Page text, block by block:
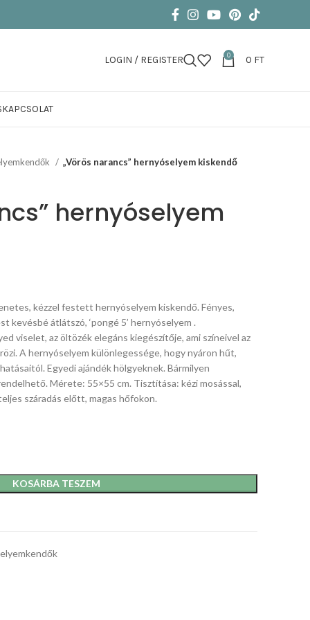
LOGIN / REGISTER 0 0 FT
KAPCSOLAT
„Vörös narancs” hernyóselyem kiskendő
hernyóselyem
kézzel festett hernyóselyem kiskendő. Fényes,
kevésbé átlátszó, ‘pongé 5’ hernyóselyem .
viselet, az öltözék elegáns kiegészítője, ami színeivel az
A hernyóselyem különlegessége, hogy nyáron hűt,
Egyedi ajándék hölgyeknek. Bármilyen
Mérete: 55×55 cm. Tisztítása: kézi mosással,
száradás előtt, magas hőfokon.
KOSÁRBA TESZEM